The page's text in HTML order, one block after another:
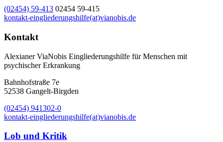
(02454) 59-413 02454 59-415
kontakt-eingliederungshilfe(at)vianobis.de
Kontakt
Alexianer ViaNobis Eingliederungshilfe für Menschen mit
psychischer Erkrankung
Bahnhofstraße 7e
52538 Gangelt-Birgden
(02454) 941302-0
kontakt-eingliederungshilfe(at)vianobis.de
Lob und Kritik